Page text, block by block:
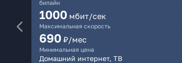
билайн
1000 мбит/сек
Максимальная скорость
690 ₽/мес
Минимальная цена
Домашний интернет, ТВ